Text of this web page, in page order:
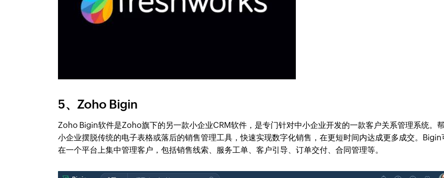
5、Zoho Bigin
Zoho Bigin软件是Zoho旗下的另一款小企业CRM软件，是专门针对中小企业开发的一款客户关系管理系统。
小企业摆脱传统的电子表格或落后的销售管理工具，快速实现数字化销售，在更短时间内达成更多成交。Bigin
在一个平台上集中管理客户，包括销售线索、服务工单、客户引导、订单交付、合同管理等。